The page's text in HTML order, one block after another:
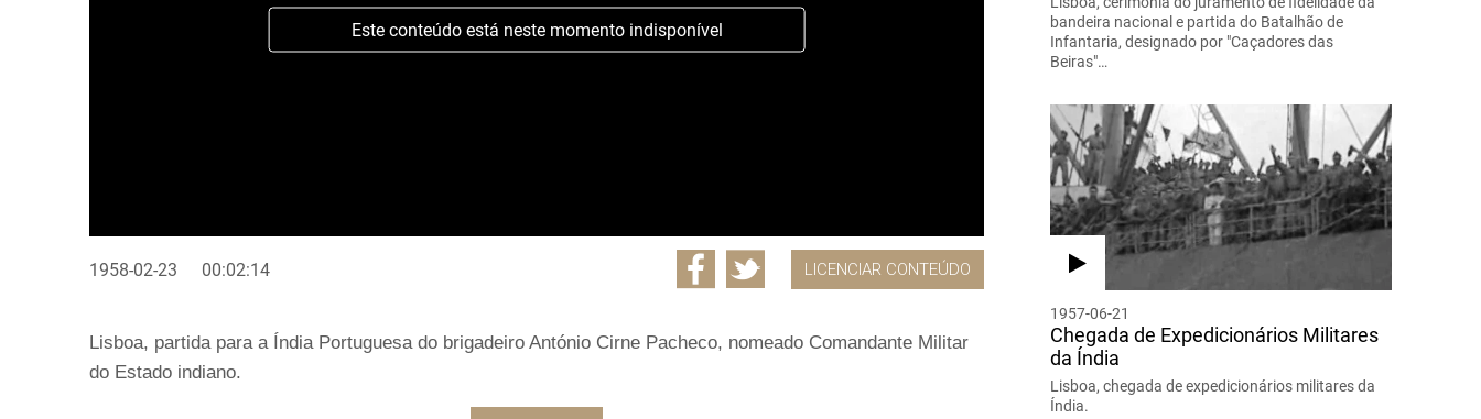
Este conteúdo está neste momento indisponível
1958-02-23 00:02:14 LICENCIAR CONTEÚDO
Lisboa, partida para a Índia Portuguesa do brigadeiro António Cirne Pacheco, nomeado Comandante Militar
do Estado indiano.
bandeira nacional e partida do Batalhão de
Infantaria, designado por "Caçadores das
Beiras"…
1957-06-21
Chegada de Expedicionários Militares
da Índia
Lisboa, chegada de expedicionários militares da
Índia.